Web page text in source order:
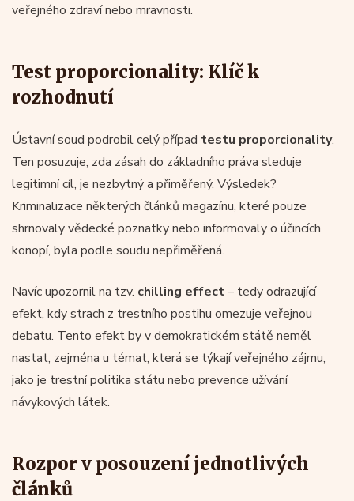
veřejného zdraví nebo mravnosti.
Test proporcionality: Klíč k
rozhodnutí
Ústavní soud podrobil celý případ testu proporcionality.
Ten posuzuje, zda zásah do základního práva sleduje
legitimní cíl, je nezbytný a přiměřený. Výsledek?
Kriminalizace některých článků magazínu, které pouze
shrnovaly vědecké poznatky nebo informovaly o účincích
konopí, byla podle soudu nepřiměřená.
Navíc upozornil na tzv. chilling effect– tedy odrazující
efekt, kdy strach z trestního postihu omezuje veřejnou
debatu. Tento efekt by v demokratickém státě neměl
nastat, zejména u témat, která se týkají veřejného zájmu,
jako je trestní politika státu nebo prevence užívání
návykových látek.
Rozpor v posouzení jednotlivých
článků